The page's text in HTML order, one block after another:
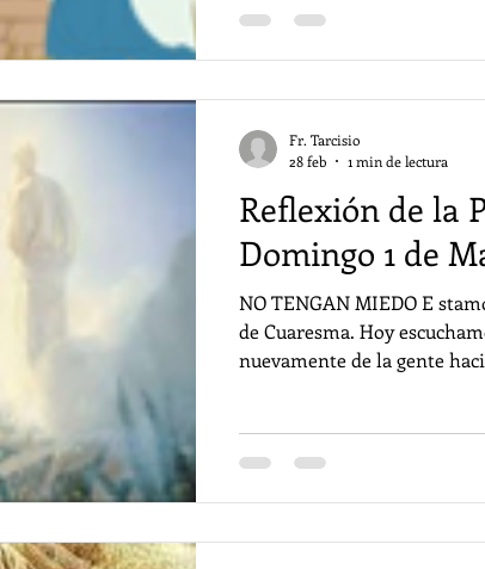
primera lectura hasta el
Samaritana en el Evangelio. Y junto con San Pablo
Reflexión de la
Domingo 1 de
NO TENGAN MIEDO E
de Cuaresma. Hoy
nuevamente de la gente
condenado a muerte (Lc
discípulos no entiendan
Fr. Tarcisio
28 feb
1 min de lectura